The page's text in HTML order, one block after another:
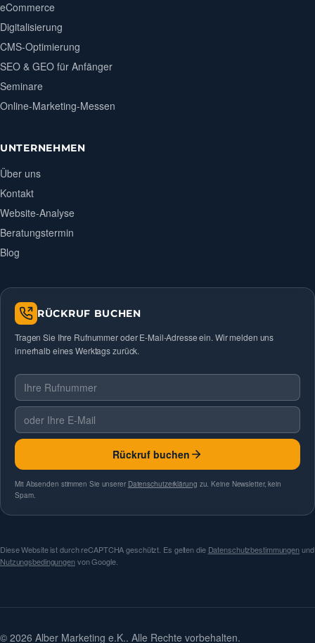
eCommerce
Digitalisierung
CMS-Optimierung
SEO & GEO für Anfänger
Seminare
Online-Marketing-Messen
UNTERNEHMEN
Über uns
Kontakt
Website-Analyse
Beratungstermin
Blog
RÜCKRUF BUCHEN
Tragen Sie Ihre Rufnummer oder E-Mail-Adresse ein. Wir melden uns
innerhalb eines Werktags zurück.
Telefonnummer
E-Mail
Rückruf buchen
Mit Absenden stimmen Sie unserer Datenschutzerklärung zu. Keine Newsletter, kein
Spam.
Diese Website ist durch reCAPTCHA geschützt. Es gelten die Datenschutzbestimmungenund
Nutzungsbedingungenvon Google.
© 2026 Alber Marketing e.K.. Alle Rechte vorbehalten.